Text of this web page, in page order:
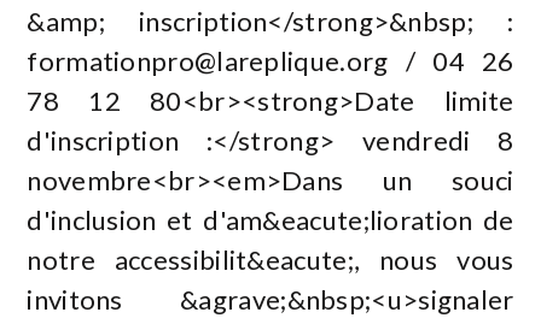
&amp; inscription</strong>&nbsp; :
formationpro@lareplique.org / 04 26
78 12 80<br><strong>Date limite
d'inscription :</strong> vendredi 8
novembre<br><em>Dans un souci
d'inclusion et d'am&eacute;lioration de
notre accessibilit&eacute;, nous vous
invitons &agrave;&nbsp;<u>signaler